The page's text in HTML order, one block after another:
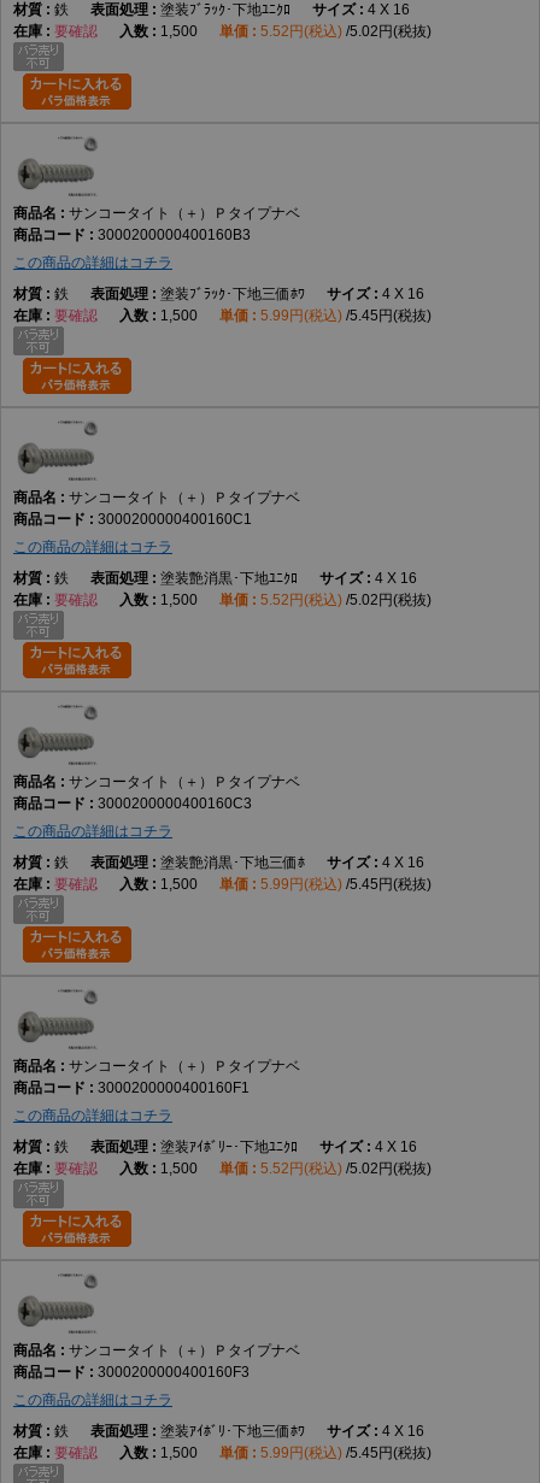
鉄
塗装ﾌﾞﾗｯｸ･下地ﾕﾆｸﾛ
4 X 16
要確認
1,500 5.52円(税込) 5.02円(税抜)
サンコータイト（＋）Ｐタイプナベ
3000200000400160B3
この商品の詳細はコチラ
鉄
塗装ﾌﾞﾗｯｸ･下地三価ﾎﾜ
4 X 16
要確認
1,500 5.99円(税込) 5.45円(税抜)
サンコータイト（＋）Ｐタイプナベ
3000200000400160C1
この商品の詳細はコチラ
鉄
塗装艶消黒･下地ﾕﾆｸﾛ
4 X 16
要確認
1,500 5.52円(税込) 5.02円(税抜)
サンコータイト（＋）Ｐタイプナベ
3000200000400160C3
この商品の詳細はコチラ
鉄
塗装艶消黒･下地三価ﾎ
4 X 16
要確認
1,500 5.99円(税込) 5.45円(税抜)
サンコータイト（＋）Ｐタイプナベ
3000200000400160F1
この商品の詳細はコチラ
鉄
塗装ｱｲﾎﾞﾘｰ･下地ﾕﾆｸﾛ
4 X 16
要確認
1,500 5.52円(税込) 5.02円(税抜)
サンコータイト（＋）Ｐタイプナベ
3000200000400160F3
この商品の詳細はコチラ
鉄
塗装ｱｲﾎﾞﾘ･下地三価ﾎﾜ
4 X 16
要確認
1,500 5.99円(税込) 5.45円(税抜)